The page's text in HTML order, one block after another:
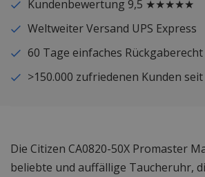
Kundenbewertung 9,5 ★★★★★
Weltweiter Versand UPS Express
60 Tage einfaches Rückgaberecht
>150.000 zufriedenen Kunden seit
Die Citizen CA0820-50X Promaster
beliebte und auffällige Taucheruhr,